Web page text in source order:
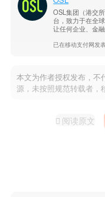
OSL集团（港交
台，致力于在全
让任何企业、金
OSL集团矢志构
已在移动支付网发
本文为作者授权发布，不
源，未按照规范转载者，
 阅读原文